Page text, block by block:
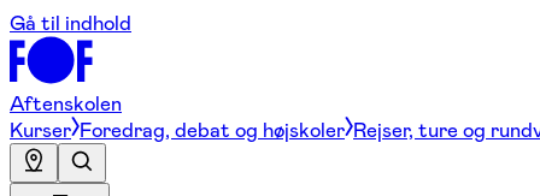
Gå til indhold
Aftenskolen
Kurser Foredrag, debat og højskoler Rejser, ture og